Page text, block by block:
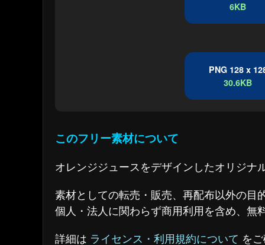
6KB
PNG 128 x
30.6KB
このフリー素材について
オレンジジュースをデザインしたオリジナ
素材としての転売・販売、再配布以外の目
個人・法人に関わらず商用利用を含め、無
詳細は ライセンス・利用規約について を